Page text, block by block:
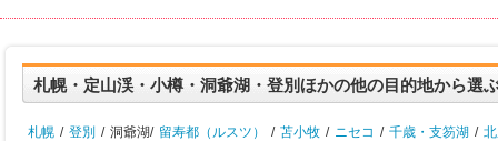
札幌・定山渓・小樽・洞爺湖・登別ほかの他の目的地から選
札幌 / 登別 / 洞爺湖/ 留寿都（ルスツ） / 苫小牧 / ニセコ / 千歳・支笏湖 /